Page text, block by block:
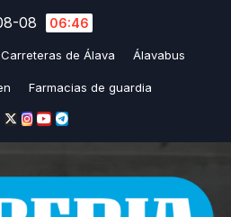
08 06:46
Carreteras de Álava Álavabus
Farmacias de guardia